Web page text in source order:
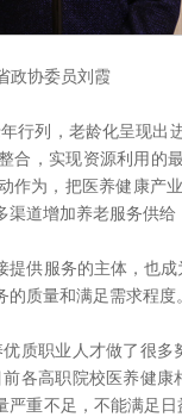
政协委员刘霞
列，老龄化呈现出
合，实现资源利用的
为，把医养健康产
道增加养老服务供给
供服务的主体，也成
的质量和满足需求程度
职业人才做了很多
各高职院校医养健
严重不足，不能满足